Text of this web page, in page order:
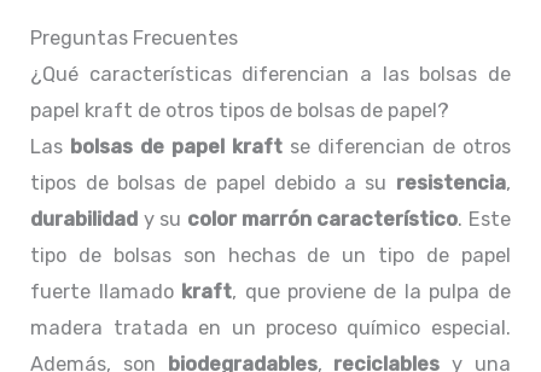
Preguntas Frecuentes
¿Qué características diferencian a las bolsas de
papel kraft de otros tipos de bolsas de papel?
Las bolsas de papel kraft se diferencian de otros
tipos de bolsas de papel debido a su resistencia,
durabilidad y su color marrón característico. Este
tipo de bolsas son hechas de un tipo de papel
fuerte llamado kraft, que proviene de la pulpa de
madera tratada en un proceso químico especial.
Además, son biodegradables, reciclables y una